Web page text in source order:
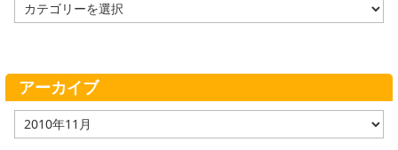
テ
ー
アーカイブ
ア
ー